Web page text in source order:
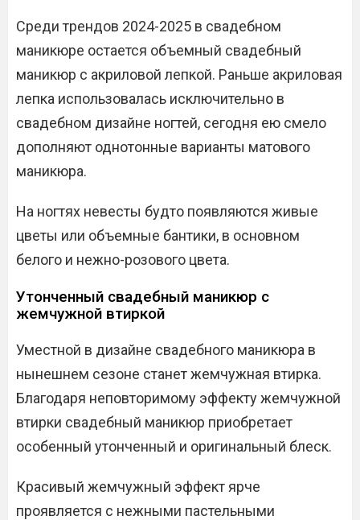
Среди трендов 2024-2025 в свадебном
маникюре остается объемный свадебный
маникюр с акриловой лепкой. Раньше акриловая
лепка использовалась исключительно в
свадебном дизайне ногтей, сегодня ею смело
дополняют однотонные варианты матового
маникюра.
На ногтях невесты будто появляются живые
цветы или объемные бантики, в основном
белого и нежно-розового цвета.
Утонченный свадебный маникюр с
жемчужной втиркой
Уместной в дизайне свадебного маникюра в
нынешнем сезоне станет жемчужная втирка.
Благодаря неповторимому эффекту жемчужной
втирки свадебный маникюр приобретает
особенный утонченный и оригинальный блеск.
Красивый жемчужный эффект ярче
проявляется с нежными пастельными